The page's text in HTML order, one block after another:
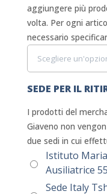
aggiungere più
volta. Per ogni
necessario
SEDE PER IL
I prodotti del
Giaveno non
due sedi in cui
Istituto
Ausiliatrice
Sede Italy